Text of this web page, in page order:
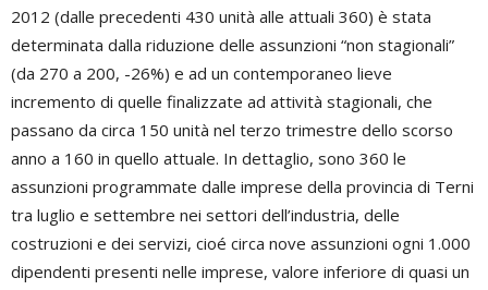
2012 (dalle precedenti 430 unità alle attuali 360) è stata
determinata dalla riduzione delle assunzioni “non stagionali”
(da 270 a 200, -26%) e ad un contemporaneo lieve
incremento di quelle finalizzate ad attività stagionali, che
passano da circa 150 unità nel terzo trimestre dello scorso
anno a 160 in quello attuale. In dettaglio, sono 360 le
assunzioni programmate dalle imprese della provincia di Terni
tra luglio e settembre nei settori dell’industria, delle
costruzioni e dei servizi, cioé circa nove assunzioni ogni 1.000
dipendenti presenti nelle imprese, valore inferiore di quasi un